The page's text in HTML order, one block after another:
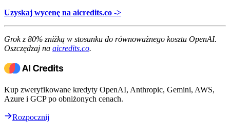
Uzyskaj wycenę na aicredits.co ->
Grok z 80% zniżką w stosunku do równoważnego kosztu OpenAI.
Oszczędzaj na aicredits.co.
Kup zweryfikowane kredyty OpenAI, Anthropic, Gemini, AWS,
Azure i GCP po obniżonych cenach.
Rozpocznij